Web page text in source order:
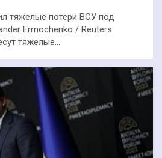
тяжелые потери ВСУ под
Ermochenko / Reuters
тяжелые…